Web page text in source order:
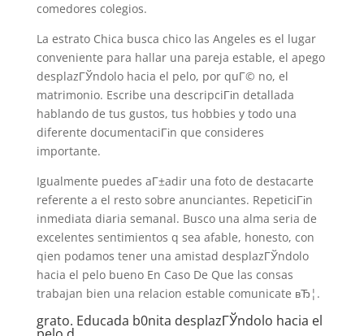
comedores colegios.
La estrato Chica busca chico las Angeles es el lugar
conveniente para hallar una pareja estable, el apego
desplazГЎndolo hacia el pelo, por quГ© no, el
matrimonio. Escribe una descripciГіn detallada
hablando de tus gustos, tus hobbies y todo una
diferente documentaciГіn que consideres
importante.
Igualmente puedes aГ±adir una foto de destacarte
referente a el resto sobre anunciantes. RepeticiГіn
inmediata diaria semanal. Busco una alma seria de
excelentes sentimientos q sea afable, honesto, con
qien podamos tener una amistad desplazГЎndolo
hacia el pelo bueno En Caso De Que las consas
trabajan bien una relacion estable comunicate вЂ¦.
grato. Educada b0nita desplazГЎndolo hacia el